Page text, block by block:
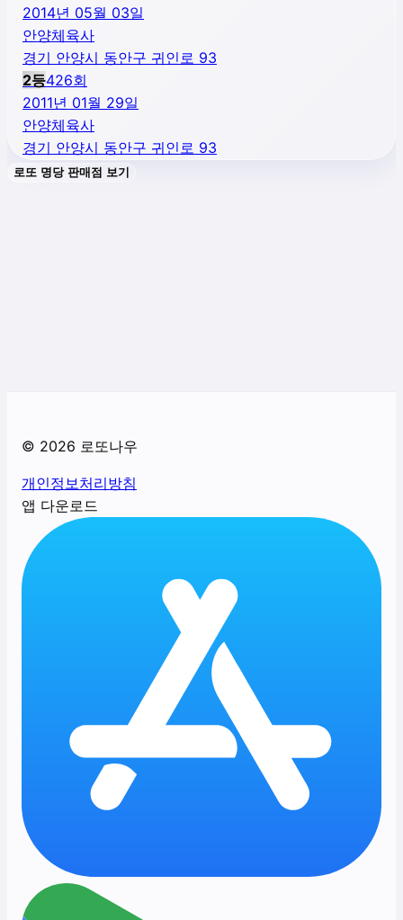
2014년 05월 03일
안양체육사
경기 안양시 동안구 귀인로 93
2등426회
2011년 01월 29일
안양체육사
경기 안양시 동안구 귀인로 93
로또 명당 판매점 보기
© 2026 로또나우
개인정보처리방침
앱 다운로드